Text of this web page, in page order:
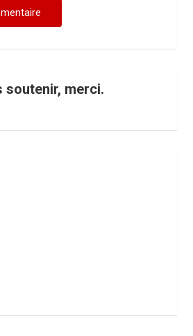
soutenir, merci.